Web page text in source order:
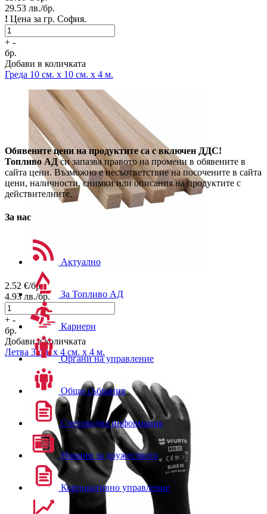
29.53 лв./бр.
! Цена за гр. София.
+ -
бр.
Добави в количката
Греда 10 см. x 10 см. x 4 м.
2.52 €/бр.
4.93 лв./бр.
+ -
бр.
Добави в количката
Летва 3 см. x 4 см. x 4 м.
Обявените цени на продуктите са с включен ДДС!
Топливо АДси запазва правото на промени в обявените в
сайта цени. Възможно е несъответствие на посочените в сайта
цени, наличности, снимки или описания на продуктите с
действителните.
За нас
Актуално
За Топливо АД
Кариери
Органи на управление
Общи събрания
Счетоводна информация
Новини за дружеството
Корпоративно управление